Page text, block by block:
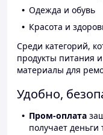
Одежда и обувь
Красота и
Среди категорий,
продукты питания
материалы для
Удобно,
Пром-оплата
получает деньги